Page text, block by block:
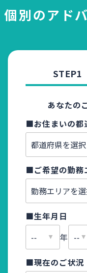
個別のアド
STEP1
あなたの
■お住まいの都
■ご希望の勤務
■生年月日
年
■現在のご状況